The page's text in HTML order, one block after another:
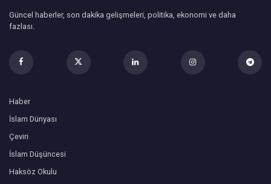
Güncel haberler, son dakika gelişmeleri, politika, ekonomi ve daha
fazlası.
Haber
İslam Dünyası
Çeviri
İslam Düşüncesi
Haksöz Okulu